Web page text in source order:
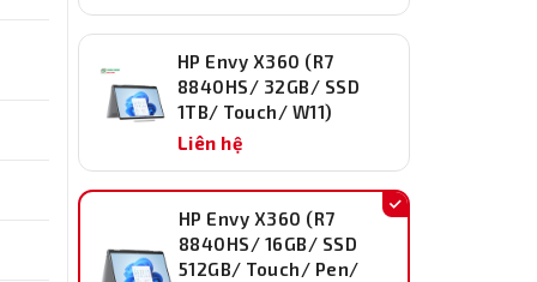
HP Envy X360 (R7
8840HS/ 32GB/ SSD
1TB/ Touch/ W11)
Liên hệ
HP Envy X360 (R7
8840HS/ 16GB/ SSD
512GB/ Touch/ Pen/